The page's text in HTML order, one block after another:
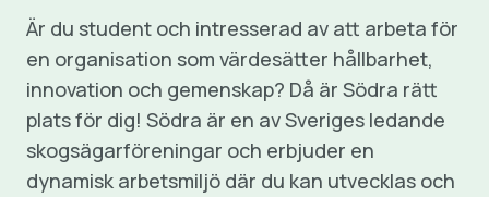
Är du student och intresserad av att arbeta för
en organisation som värdesätter hållbarhet,
innovation och gemenskap? Då är Södra rätt
plats för dig! Södra är en av Sveriges ledande
skogsägarföreningar och erbjuder en
dynamisk arbetsmiljö där du kan utvecklas och